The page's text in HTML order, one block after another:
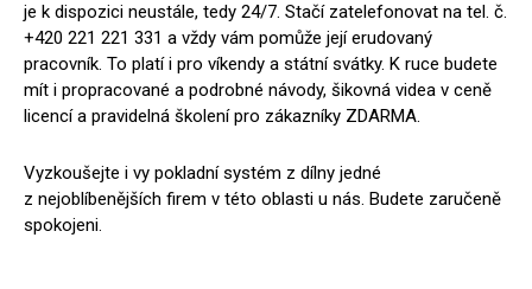
je k dispozici neustále, tedy 24/7. Stačí zatelefonovat na tel. č.
+420 221 221 331 a vždy vám pomůže její erudovaný
pracovník. To platí i pro víkendy a státní svátky. K ruce budete
mít i propracované a podrobné návody, šikovná videa v ceně
licencí a pravidelná školení pro zákazníky ZDARMA.
Vyzkoušejte i vy pokladní systém z dílny jedné
z nejoblíbenějších firem v této oblasti u nás. Budete zaručeně
spokojeni.